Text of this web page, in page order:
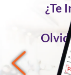
¿Te